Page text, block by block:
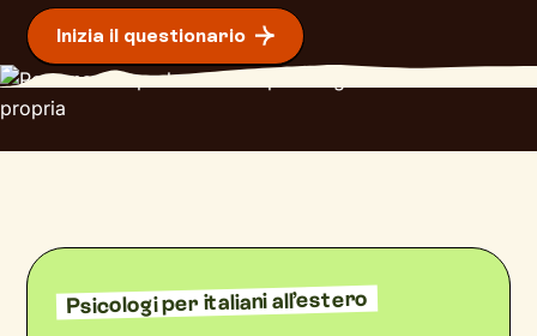
Inizia il questionario
Psicologi per italiani all’estero